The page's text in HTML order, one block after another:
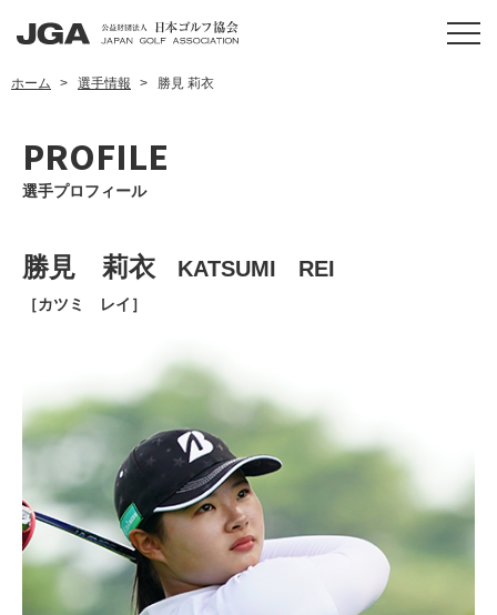
ホーム 選手情報 勝見 莉衣
PROFILE
選手プロフィール
勝見 莉衣 KATSUMI REI
［カツミ レイ］